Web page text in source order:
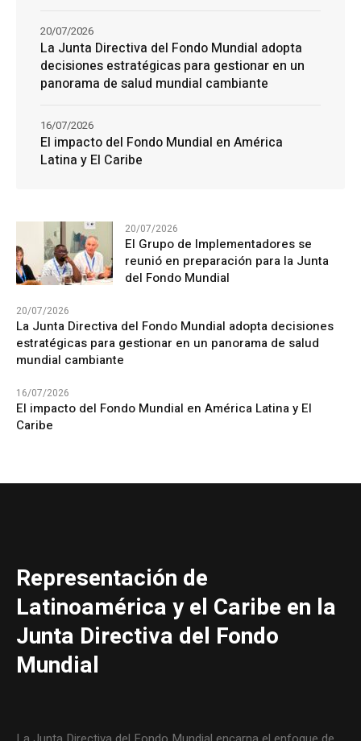
La Junta Directiva del Fondo Mundial adopta
decisiones estratégicas para gestionar en un
panorama de salud mundial cambiante
20/07/2026
El impacto del Fondo Mundial en América
Latina y El Caribe
16/07/2026
20/07/2026
El Grupo de Implementadores se
reunió en preparación para la Junta
del Fondo Mundial
20/07/2026
La Junta Directiva del Fondo Mundial adopta decisiones
estratégicas para gestionar en un panorama de salud
mundial cambiante
16/07/2026
El impacto del Fondo Mundial en América Latina y El
Caribe
Representación de
Latinoamérica y el Caribe en la
Junta Directiva del Fondo
Mundial